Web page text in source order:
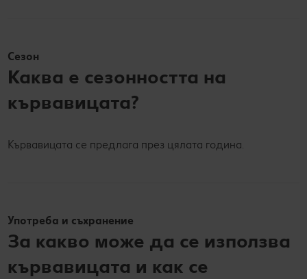
Сезон
Каква е сезонността на
кървавицата?
Кървавицата се предлага през цялата година.
Употреба и съхранение
За какво може да се използва
кървавицата и как се